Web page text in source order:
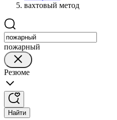
вахтовый метод
пожарный
Резюме
Найти